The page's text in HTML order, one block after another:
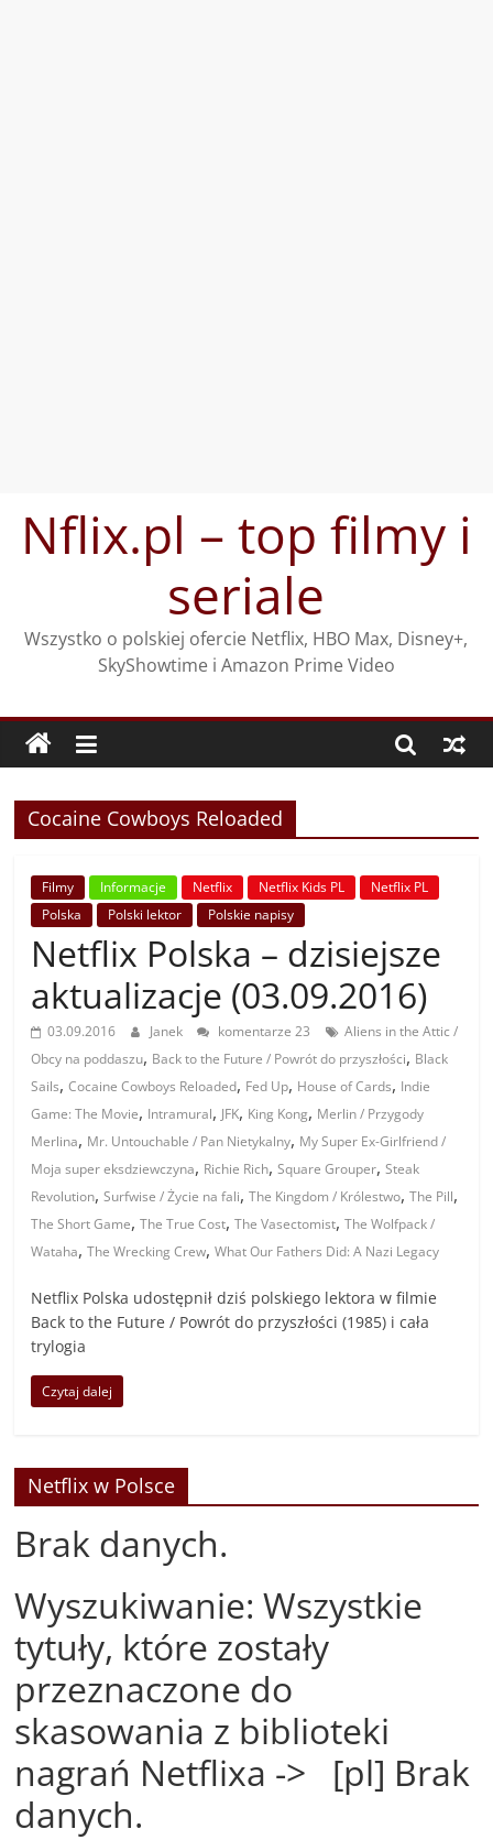
treściNflix.pl – top filmy i
seriale
Wszystko o polskiej ofercie Netflix, HBO Max, Disney+,
SkyShowtime i Amazon Prime Video
Cocaine Cowboys Reloaded
Filmy Informacje Netflix Netflix Kids PL
Netflix PL
Polska
Polski lektor Polskie napisy
Netflix Polska – dzisiejsze
aktualizacje (03.09.2016)
03.09.2016 Janek komentarze 23
Aliens in the Attic /
Obcy na poddaszu, Back to the Future / Powrót do przyszłości, Black
Sails,Cocaine Cowboys Reloaded, Fed Up, House of Cards, Indie
Game: The Movie, Intramural, JFK, King Kong, Merlin / Przygody
Merlina, Mr. Untouchable / Pan Nietykalny, My Super Ex-Girlfriend /
Moja super eksdziewczyna, Richie Rich,Square Grouper,Steak
Revolution,Surfwise / Życie na fali,The Kingdom / Królestwo,The Pill,
The Short Game,The True Cost,The Vasectomist,The Wolfpack /
Wataha,The Wrecking Crew,What Our Fathers Did: A Nazi Legacy
Netflix Polska udostępnił dziś polskiego lektora w filmie
Back to the Future / Powrót do przyszłości (1985) i cała
trylogia
Czytaj dalej
Netflix w Polsce
Brak danych.
Wyszukiwanie: Wszystkie
tytuły, które zostały
przeznaczone do
skasowania z biblioteki
nagrań Netflixa -> [pl] Brak
danych.